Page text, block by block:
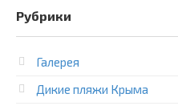
Рубрики
Галерея
Дикие пляжи Крыма